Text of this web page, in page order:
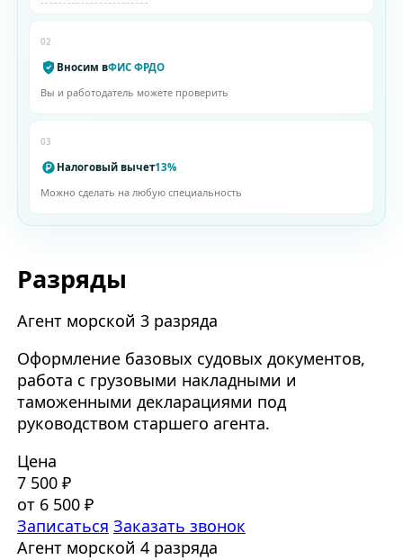
02
Вносим вФИС ФРДО
Вы и работодатель можете проверить
03
Налоговый вычет13%
Можно сделать на любую специальность
Разряды
Агент морской 3 разряда
Оформление базовых судовых документов,
работа с грузовыми накладными и
таможенными декларациями под
руководством старшего агента.
Цена
7 500 ₽
от 6 500 ₽
Записаться Заказать звонок
Агент морской 4 разряда